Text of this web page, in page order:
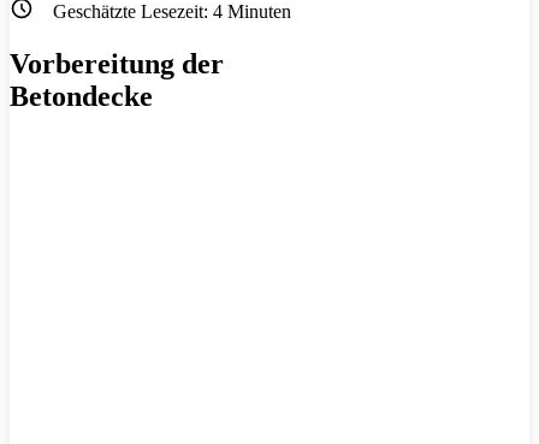
Geschätzte Lesezeit: 4 Minuten
Vorbereitung der
Betondecke